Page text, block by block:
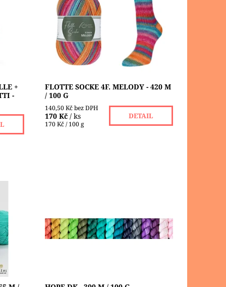
s
+
-
vlna - je to kombinace kvality a
estetické rozmanitosti. Tato
ponožková příze vyrobená v Itálii z
vysoce...
Dostupnost:
Skladem 8 ks
Značka:
RELLANA
FLOTTE SOCKE 4F. MELODY - 420 M
/ 100 G
140,50 Kč bez DPH
170 Kč / ks
170 Kč / 100 g
DETAIL
merino vlny. Příze je dostupná v 15
krásných barevných kombinacích, od
jemných...